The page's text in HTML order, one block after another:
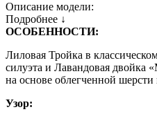
Описание модели:
Подробнее ↓
ОСОБЕННОСТИ:
Лиловая Тройка в
силуэта и Лавандовая двойка
на основе облегченной шерсти
Узор: